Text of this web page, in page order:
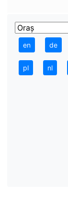
en de
pl nl